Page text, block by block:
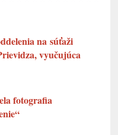
na súťaži
vyučujúca
fotografia